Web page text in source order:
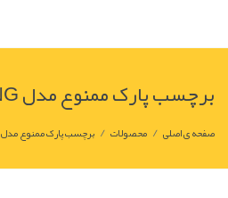
برچسب پارک ممنوع مدل NO PARKING
صفحه ی اصلی / محصولات / برچسب پارک ممنوع مدل No parking